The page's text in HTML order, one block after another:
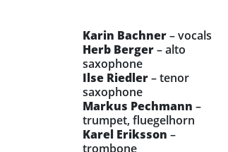
Karin Bachner– vocals
Herb Berger– alto
saxophone
Ilse Riedler– tenor
saxophone
Markus Pechmann –
trumpet, fluegelhorn
Karel Eriksson –
trombone